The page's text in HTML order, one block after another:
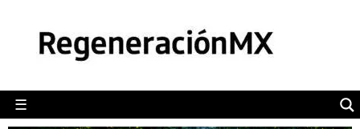
☰
POLÍTICA
CAMALEÓN